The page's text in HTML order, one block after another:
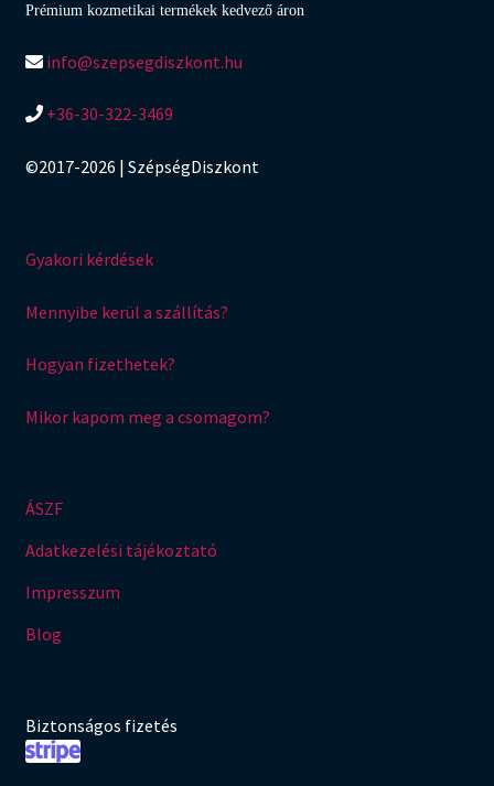
Prémium kozmetikai termékek kedvező áron
info@szepsegdiszkont.hu
+36-30-322-3469
©2017-2026 | SzépségDiszkont
Gyakori kérdések
Mennyibe kerül a szállítás?
Hogyan fizethetek?
Mikor kapom meg a csomagom?
ÁSZF
Adatkezelési tájékoztató
Impresszum
Blog
Biztonságos fizetés